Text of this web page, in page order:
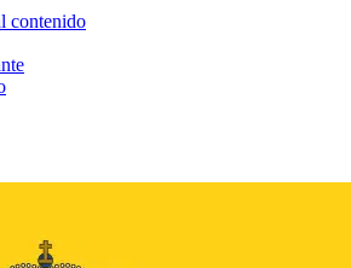
contenido